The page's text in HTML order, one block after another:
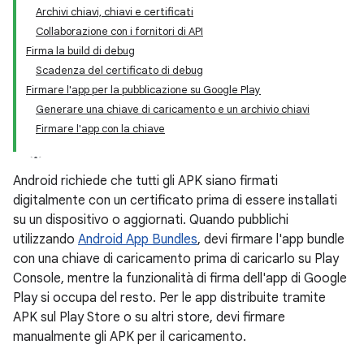
Archivi chiavi, chiavi e certificati
Collaborazione con i fornitori di API
Firma la build di debug
Scadenza del certificato di debug
Firmare l'app per la pubblicazione su Google Play
Generare una chiave di caricamento e un archivio chiavi
Firmare l'app con la chiave
Android richiede che tutti gli APK siano firmati
digitalmente con un certificato prima di essere installati
su un dispositivo o aggiornati. Quando pubblichi
utilizzando Android App Bundles, devi firmare l'app bundle
con una chiave di caricamento prima di caricarlo su Play
Console, mentre la funzionalità di firma dell'app di Google
Play si occupa del resto. Per le app distribuite tramite
APK sul Play Store o su altri store, devi firmare
manualmente gli APK per il caricamento.